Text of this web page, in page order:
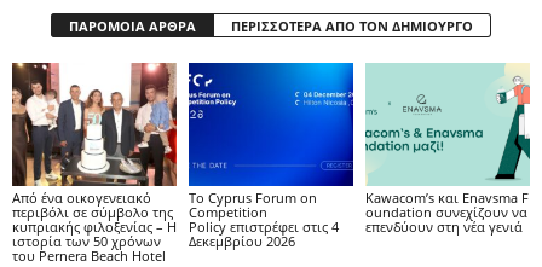
ΠΑΡΟΜΟΙΑ ΑΡΘΡΑ ΠΕΡΙΣΣΟΤΕΡΑ ΑΠΟ ΤΟΝ ΔΗΜΙΟΥΡΓΟ
Από ένα οικογενειακό
περιβόλι σε σύμβολο της
κυπριακής φιλοξενίας – Η
ιστορία των 50 χρόνων
του Pernera Beach Hotel
Το Cyprus Forum on
Competition
Policy επιστρέφει στις 4
Δεκεμβρίου 2026
Kawacom’s και Enavsma F
oundation συνεχίζουν να
επενδύουν στη νέα γενιά